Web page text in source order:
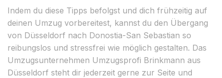
Indem du diese Tipps befolgst und dich frühzeitig auf
deinen Umzug vorbereitest, kannst du den Übergang
von Düsseldorf nach Donostia-San Sebastian so
reibungslos und stressfrei wie möglich gestalten. Das
Umzugsunternehmen Umzugsprofi Brinkmann aus
Düsseldorf steht dir jederzeit gerne zur Seite und